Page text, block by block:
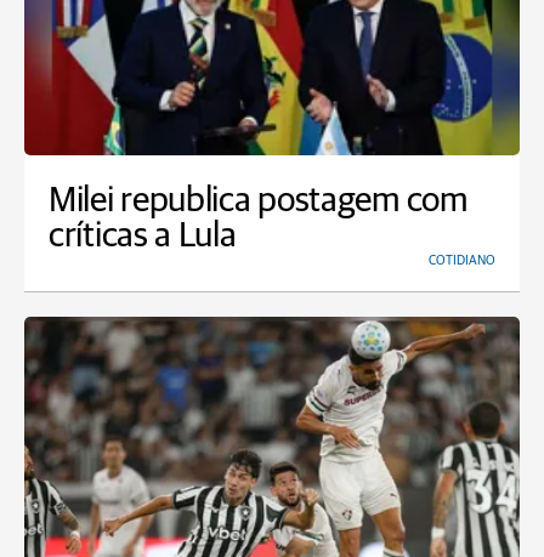
Milei republica postagem com
críticas a Lula
COTIDIANO